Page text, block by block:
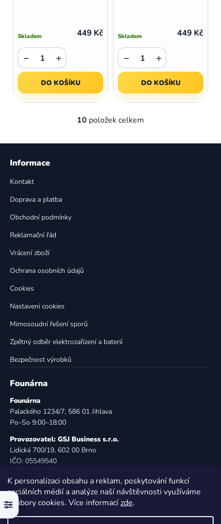
K personalizaci obsahu a reklam, poskytování funkcí
sociálních médií a analýze naší návštěvnosti využíváme
soubory cookies. Více informacízde.
Skladem 449 Kč
+
−
DO KOŠÍKU
Skladem 449 Kč
+
−
DO KOŠÍKU
O
l
10 položek celkem
Z
Informace
Kontakt
Doprava a platba
Obchodní podmínky
Reklamační řád
Vrácení zboží
Ochrana osobních údajů
Cookies
Nastavení cookies
Mimosoudní řešení sporů
Zpětný odběr elektrozařízení a baterií
Bezpečnost výrobků
Founárna
Founárna
Palackého 1234/7, 586 01 Jihlava
Po–So 9:00–18:00
Provozovatel: GSJ Business s.r.o.
Lidická 700/19, 602 00 Brno
IČO: 05549540
E-mail:info@founarna.cz
Telefon: 721 485 258
© Founárna. Všechna práva vyhrazena.
Filtr